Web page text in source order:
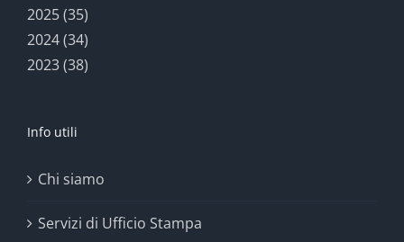
2025 (35)
2024 (34)
2023 (38)
Info utili
Chi siamo
Servizi di Ufficio Stampa